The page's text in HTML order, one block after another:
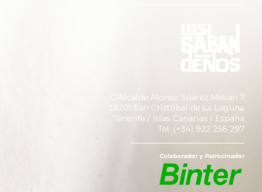
C/Alcalde Alonso Súarez Melián 7
38201 San Cristóbal de La Laguna
Tenerife / Islas Canarias / España
Tel: (+34) 922 256 297
Colaborador y Patrocinador